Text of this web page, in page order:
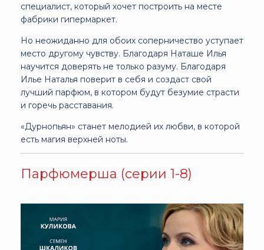
специалист, который хочет построить на месте
фабрики гипермаркет.
Но неожиданно для обоих соперничество уступает
место другому чувству. Благодаря Наташе Илья
научится доверять не только разуму. Благодаря
Илье Наталья поверит в себя и создаст свой
лучший парфюм, в котором будут безумие страсти
и горечь расставания.
«Дурнопьян» станет мелодией их любви, в которой
есть магия верхней ноты.
Парфюмерша (серии 1-8)